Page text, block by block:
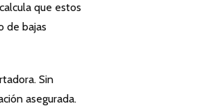
que estos
de bajas
Sin
asegurada.